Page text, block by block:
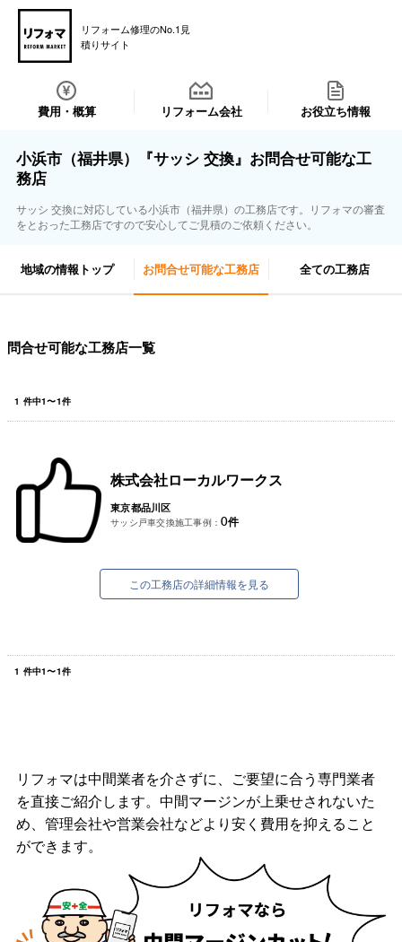
リフォーム修理のNo.1見
積りサイト
費用・概算 リフォーム会社 お役立ち情報
小浜市（福井県）『サッシ 交換』お問合せ可能な工
務店
サッシ 交換に対応している小浜市（福井県）の工務店です。リフォマの審査
をとおった工務店ですので安心してご見積のご依頼ください。
地域の情報トップ お問合せ可能な工務店 全ての工務店
問合せ可能な工務店一覧
1 件中1〜1件
株式会社ローカルワークス
東京都品川区
サッシ戸車交換施工事例： 0件
この工務店の詳細情報を見る
1 件中1〜1件
リフォマは中間業者を介さずに、ご要望に合う専門業者
を直接ご紹介します。中間マージンが上乗せされないた
め、管理会社や営業会社などより安く費用を抑えること
ができます。